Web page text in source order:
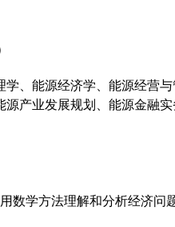
、能源经济学、能源经营
产业发展规划、能源金融实
数学方法理解和分析经济问